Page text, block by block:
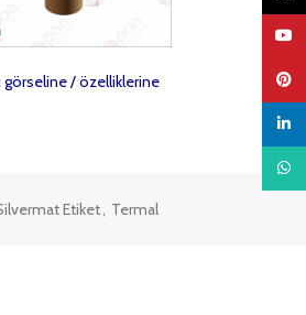
görseline / özelliklerine
Etiket, Termal